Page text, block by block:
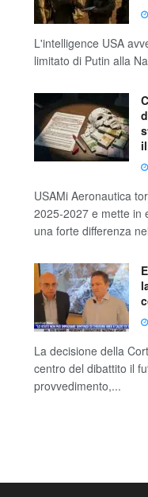
L'intelligence USA
limitato di Putin alla
USAMi Aeronautica
2025-2027 e mette in
una forte differenza
La decisione della
centro del dibattito il
provvedimento,...